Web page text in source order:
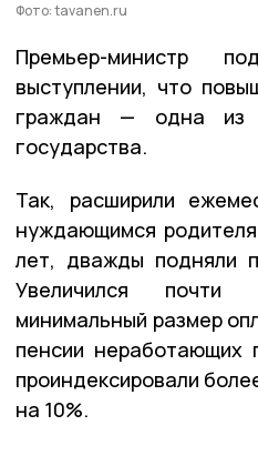
Фото: tavanen.ru
Премьер-министр
выступлении, что
граждан — одна из
государства.
Так, расширили
нуждающимся
лет, дважды подняли
Увеличился
минимальный размер
пенсии неработающих
проиндексировали
на 10%.